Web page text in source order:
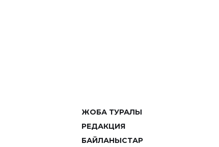
ЖОБА ТУРАЛЫ
РЕДАКЦИЯ
БАЙЛАНЫСТАР